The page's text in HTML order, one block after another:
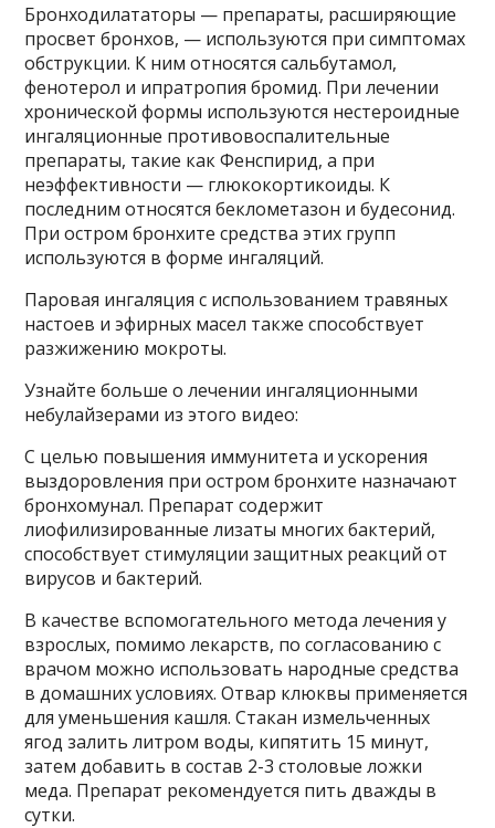
Бронходилататоры — препараты, расширяющие
просвет бронхов, — используются при симптомах
обструкции. К ним относятся сальбутамол,
фенотерол и ипратропия бромид. При лечении
хронической формы используются нестероидные
ингаляционные противовоспалительные
препараты, такие как Фенспирид, а при
неэффективности — глюкокортикоиды. К
последним относятся беклометазон и будесонид.
При остром бронхите средства этих групп
используются в форме ингаляций.
Паровая ингаляция с использованием травяных
настоев и эфирных масел также способствует
разжижению мокроты.
Узнайте больше о лечении ингаляционными
небулайзерами из этого видео:
С целью повышения иммунитета и ускорения
выздоровления при остром бронхите назначают
бронхомунал. Препарат содержит
лиофилизированные лизаты многих бактерий,
способствует стимуляции защитных реакций от
вирусов и бактерий.
В качестве вспомогательного метода лечения у
взрослых, помимо лекарств, по согласованию с
врачом можно использовать народные средства
в домашних условиях. Отвар клюквы применяется
для уменьшения кашля. Стакан измельченных
ягод залить литром воды, кипятить 15 минут,
затем добавить в состав 2-3 столовые ложки
меда. Препарат рекомендуется пить дважды в
сутки.